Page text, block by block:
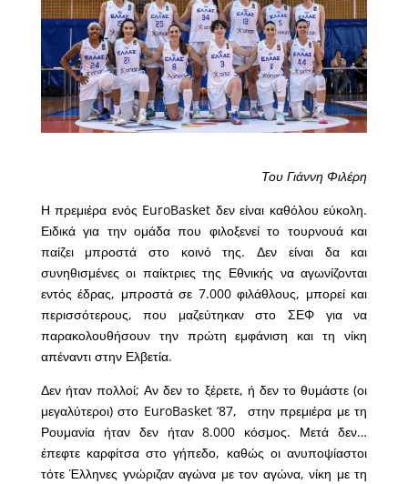
Του Γιάννη Φιλέρη
Η πρεμιέρα ενός EuroBasket δεν είναι καθόλου εύκολη.
Ειδικά για την ομάδα που φιλοξενεί το τουρνουά και
παίζει μπροστά στο κοινό της. Δεν είναι δα και
συνηθισμένες οι παίκτριες της Εθνικής να αγωνίζονται
εντός έδρας, μπροστά σε 7.000 φιλάθλους, μπορεί και
περισσότερους, που μαζεύτηκαν στο ΣΕΦ για να
παρακολουθήσουν την πρώτη εμφάνιση και τη νίκη
απέναντι στην Ελβετία.
Δεν ήταν πολλοί; Αν δεν το ξέρετε, ή δεν το θυμάστε (οι
μεγαλύτεροι) στο EuroBasket ’87, στην πρεμιέρα με τη
Ρουμανία ήταν δεν ήταν 8.000 κόσμος. Μετά δεν…
έπεφτε καρφίτσα στο γήπεδο, καθώς οι ανυποψίαστοι
τότε Έλληνες γνώριζαν αγώνα με τον αγώνα, νίκη με τη